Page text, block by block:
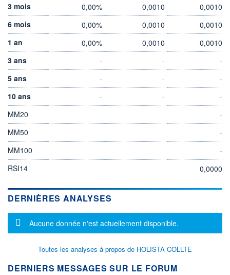
3 mois
0,00% 0,0010
0,0010
6 mois
0,00% 0,0010
0,0010
1 an
0,00% 0,0010
0,0010
3 ans
- -
-
5 ans
- -
-
10 ans
- -
-
MM20
-
MM50
-
MM100
-
RSI14
0,0000
DERNIÈRES ANALYSES
Message d'information
Aucune donnée n'est actuellement disponible.
Toutes les analyses à propos de HOLISTA COLLTE
DERNIERS MESSAGES SUR LE FORUM